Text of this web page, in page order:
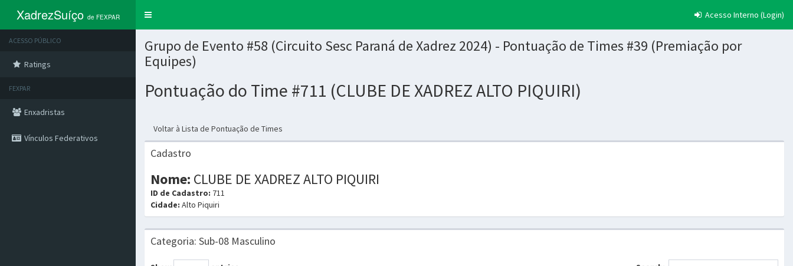
XadrezSuíço de FEXPAR
Trocar
Acesso Interno (Login)
ACESSO PÚBLICO
Ratings
FEXPAR
Enxadristas
Vínculos Federativos
Grupo de Evento #58 (Circuito Sesc Paraná de Xadrez 2024) - Pontuação de Times #39 (Premiação por
Equipes)
Pontuação do Time #711 (CLUBE DE XADREZ ALTO PIQUIRI)
Voltar à Lista de Pontuação de Times
Cadastro
Nome: CLUBE DE XADREZ ALTO PIQUIRI
ID de Cadastro: 711
Cidade: Alto Piquiri
Categoria: Sub-08 Masculino